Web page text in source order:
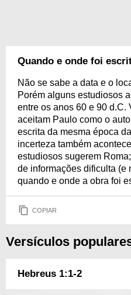
Quando e onde foi
Não se sabe a data e o
Porém alguns estudiosos
entre os anos 60 e 90 d.C.
aceitam Paulo como o
escrita da mesma época
incerteza também
estudiosos sugerem
de informações dificulta (e
quando e onde a obra foi
COPIAR
Versículos
Hebreus 1:1-2